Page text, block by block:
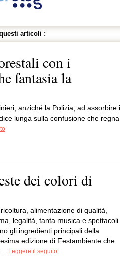
articoli :
con i
fantasia la
anziché la Polizia, ad assorbire
lunga sulla confusione che regna
dei colori di
alimentazione di qualità,
legalità, tanta musica e spettacoli
gli ingredienti principali della
edizione di Festambiente che
Leggere il seguito